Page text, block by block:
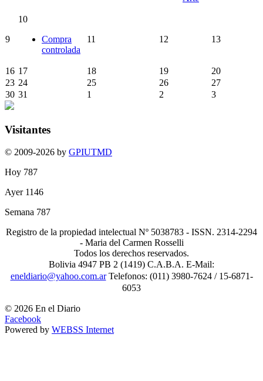
9
10
Compra
controlada
11 12 13
16 17 18 19
20
23 24 25 26
27
30 31 1 2 3
Visitantes
© 2009-2026 by GPIUTMD
Hoy 787
Ayer 1146
Semana 787
Registro de la propiedad intelectual Nº 5038783 - ISSN. 2314-2294
- Maria del Carmen Rosselli
Todos los derechos reservados.
Bolivia 4947 PB 2 (1419) C.A.B.A. E-Mail:
eneldiario@yahoo.com.arTelefonos: (011) 3980-7624 / 15-6871-
6053
© 2026 En el Diario
Facebook
Powered by WEBSS Internet